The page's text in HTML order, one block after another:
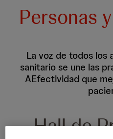
Personas
La voz de todos los
sanitario se une las
AEfectividad que
Hall de